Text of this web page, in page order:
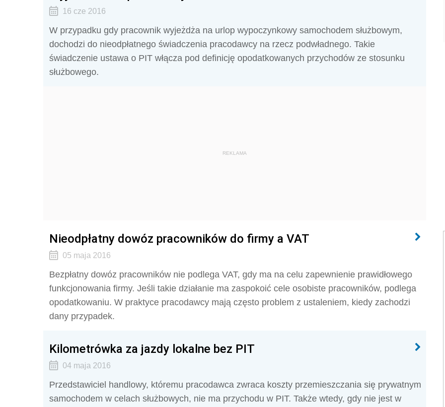
16 cze 2016
W przypadku gdy pracownik wyjeżdża na urlop wypoczynkowy samochodem służbowym,
dochodzi do nieodpłatnego świadczenia pracodawcy na rzecz podwładnego. Takie
świadczenie ustawa o PIT włącza pod definicję opodatkowanych przychodów ze stosunku
służbowego.
REKLAMA
Nieodpłatny dowóz pracowników do firmy a VAT
05 maja 2016
Bezpłatny dowóz pracowników nie podlega VAT, gdy ma na celu zapewnienie prawidłowego
funkcjonowania firmy. Jeśli takie działanie ma zaspokoić cele osobiste pracowników, podlega
opodatkowaniu. W praktyce pracodawcy mają często problem z ustaleniem, kiedy zachodzi
dany przypadek.
Kilometrówka za jazdy lokalne bez PIT
04 maja 2016
Przedstawiciel handlowy, któremu pracodawca zwraca koszty przemieszczania się prywatnym
samochodem w celach służbowych, nie ma przychodu w PIT. Także wtedy, gdy nie jest w